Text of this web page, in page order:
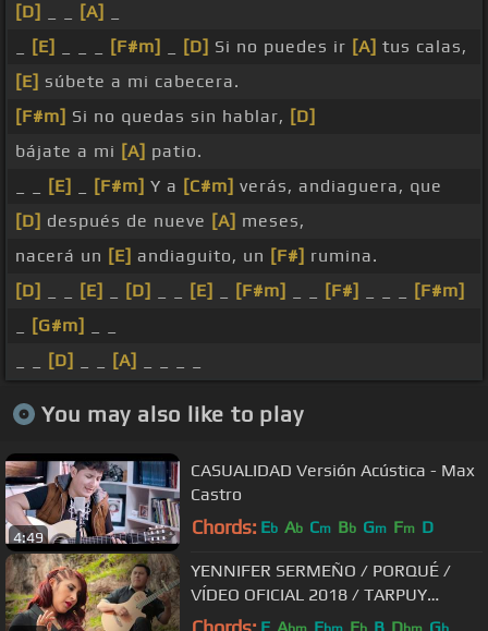
[D]
[A]
[E] [F#m] [D] Si no puedes ir [A] tus calas,
[E] súbete a mi cabecera.
[F#m] Si no quedas sin hablar, [D]
bájate a mi [A] patio.
[E] [F#m] Y a [C#m] verás, andiaguera, que
[D] después de nueve [A] meses,
nacerá un [E] andiaguito, un [F#] rumina.
[D]
[E] [D] [E] [F#m] [F#]
[F#m]
[G#m]
[D] [A]
You may also like to play
4:49
CASUALIDAD Versión Acústica - Max
Castro
Chords: Eb Ab Cm Bb Gm Fm D
YENNIFER SERMEÑO / PORQUÉ /
VÍDEO OFICIAL 2018 / TARPUY
PRODUCCIONES